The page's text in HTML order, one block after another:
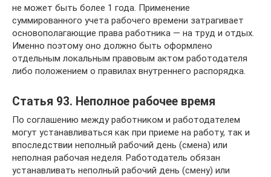
не может быть более 1 года. Применение
суммированного учета рабочего времени затрагивает
основополагающие права работника — на труд и отдых.
Именно поэтому оно должно быть оформлено
отдельным локальным правовым актом работодателя
либо положением о правилах внутреннего распорядка.
Статья 93. Неполное рабочее время
По соглашению между работником и работодателем
могут устанавливаться как при приеме на работу, так и
впоследствии неполный рабочий день (смена) или
неполная рабочая неделя. Работодатель обязан
устанавливать неполный рабочий день (смену) или